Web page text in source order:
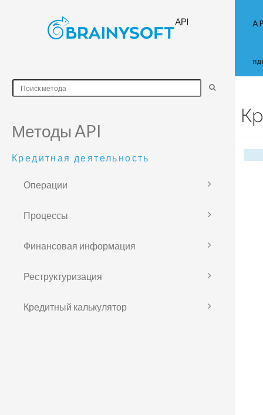
Методы API
Кредитная деятельность
Операции
Процессы
Финансовая информация
Реструктуризация
Кредитный калькулятор